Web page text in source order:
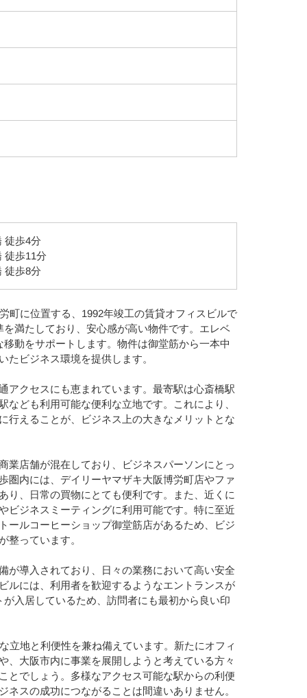
徒歩4分
徒歩11分
徒歩8分
町に位置する、1992年竣工の賃貸オフィスビルで
満たしており、安心感が高い物件です。エレベ
動をサポートします。物件は御堂筋から一本中
たビジネス環境を提供します。
アクセスにも恵まれています。最寄駅は心斎橋駅
なども利用可能な便利な立地です。これにより、
行えることが、ビジネス上の大きなメリットとな
業店舗が混在しており、ビジネスパーソンにとっ
圏内には、デイリーヤマザキ大阪博労町店やファ
り、日常の買物にとても便利です。また、近くに
ビジネスミーティングに利用可能です。特に至近
ールコーヒーショップ御堂筋店があるため、ビジ
整っています。
が導入されており、日々の業務において高い安全
ルには、利用者を歓迎するようなエントランスが
入居しているため、訪問者にも最初から良い印
立地と利便性を兼ね備えています。新たにオフィ
、大阪市内に事業を展開しようと考えている方々
とでしょう。多様なアクセス可能な駅からの利便
ネスの成功につながることは間違いありません。